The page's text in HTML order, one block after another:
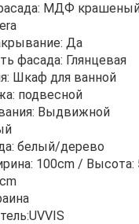
МДФ
Да
фасада: Глянцевая
Шкаф для ванной
подвесной
Выдвижной
белый/дерево
100cm / Высота: